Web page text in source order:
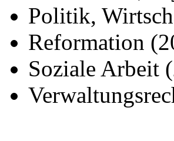
Politik,
Reformation
Soziale Arbeit